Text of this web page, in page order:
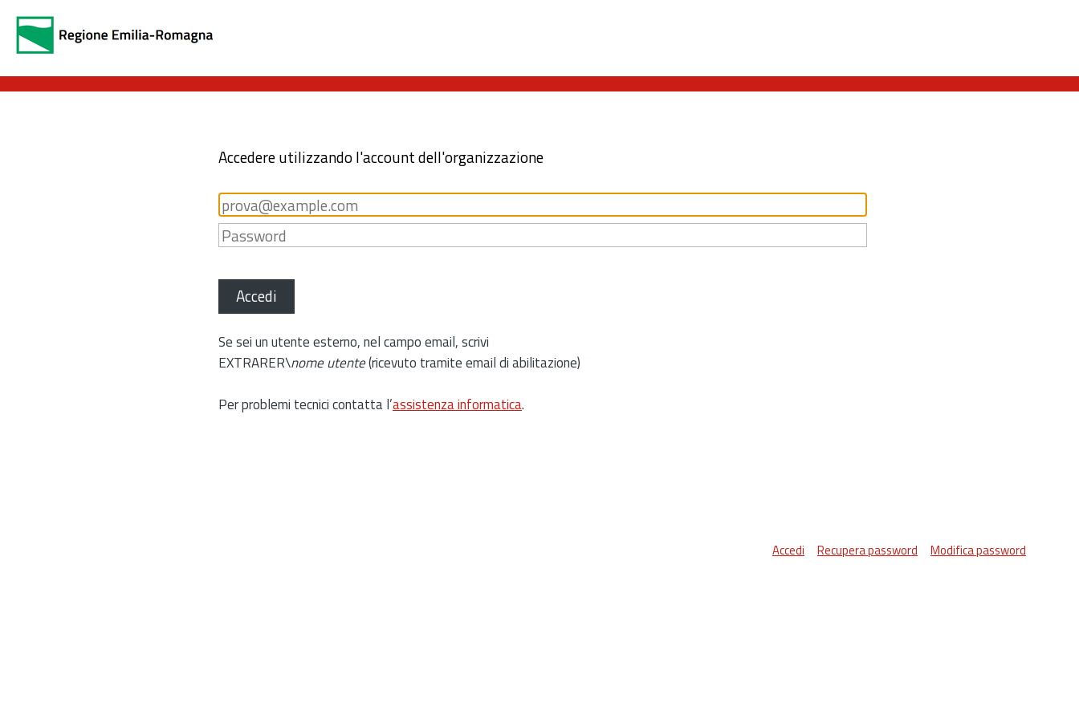
Accedere utilizzando l'account dell'organizzazione
Accedi
Se sei un utente esterno, nel campo email, scrivi
EXTRARER\nome utente(ricevuto tramite email di abilitazione)
Per problemi tecnici contatta l’assistenza informatica.
Accedi Recupera password Modifica password